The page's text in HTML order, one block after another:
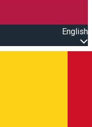
English